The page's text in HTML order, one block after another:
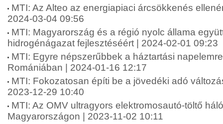
MTI: Az Alteo az energiapiaci árcsökkenés
2024-03-04 09:56
MTI: Magyarország és a régió nyolc állama
hidrogénágazat fejlesztéséért | 2024-02-01 09:23
MTI: Egyre népszerűbbek a háztartási
Romániában | 2024-01-16 12:17
MTI: Fokozatosan építi be a jövedéki adó
2023-12-29 10:40
MTI: Az OMV ultragyors elektromosautó-töltő
Magyarországon | 2023-11-02 10:11